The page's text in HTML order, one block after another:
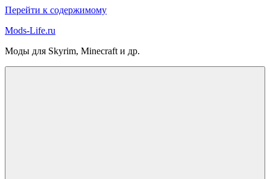
Перейти к содержимому
Mods-Life.ru
Моды для Skyrim, Minecraft и др.